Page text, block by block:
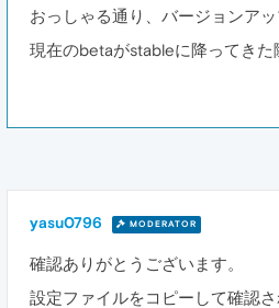
おっしゃる通り、バージョンア
現在のbetaがstableに降ってきた
yasu0796 MODERATOR
確認ありがとうございます。
設定ファイルをコピーして確認